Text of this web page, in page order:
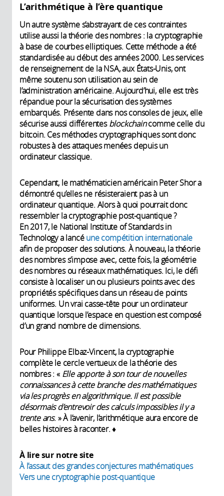
L’arithmétique à l’ère quantique
Un autre système s’abstrayant de ces contraintes
utilise aussi la théorie des nombres : la cryptographie
à base de courbes elliptiques. Cette méthode a été
standardisée au début des années 2000. Les services
de renseignement de la NSA, aux États-Unis, ont
même soutenu son utilisation au sein de
l’administration américaine. Aujourd’hui, elle est très
répandue pour la sécurisation des systèmes
embarqués. Présente dans nos consoles de jeux, elle
sécurise aussi différentesblockchaincomme celle du
bitcoin. Ces méthodes cryptographiques sont donc
robustes à des attaques menées depuis un
ordinateur classique.
Cependant, le mathématicien américain Peter Shor a
démontré qu’elles ne résisteraient pas à un
ordinateur quantique. Alors à quoi pourrait donc
ressembler la cryptographie post-quantique ?
En 2017, le National Institute of Standards in
Technology a lancéune compétition internationale
afin de proposer des solutions. À nouveau, la théorie
des nombres s’impose avec, cette fois, la géométrie
des nombres ou réseaux mathématiques. Ici, le défi
consiste à localiser un ou plusieurs points avec des
propriétés spécifiques dans un réseau de points
uniformes. Un vrai casse-tête pour un ordinateur
quantique lorsque l’espace en question est composé
d’un grand nombre de dimensions.
Pour Philippe Elbaz-Vincent, la cryptographie
complète le cercle vertueux de la théorie des
nombres : « Elle apporte à son tour de nouvelles
connaissances à cette branche des mathématiques
via les progrès en algorithmique. Il est possible
désormais d’entrevoir des calculs impossibles il y a
trente ans. » À l’avenir, l’arithmétique aura encore de
belles histoires à raconter. ♦
À lire sur notre site
À l’assaut des grandes conjectures mathématiques
Vers une cryptographie post-quantique